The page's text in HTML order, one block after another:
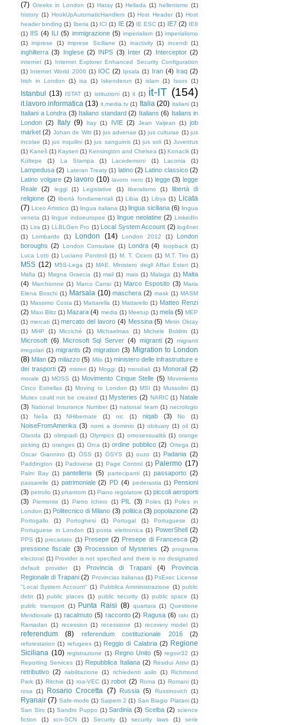
(7) Greeks in London (1) Hatay (1) Hellada (1) hellenismo (1)
history (1) HookUpAutomaticHandlers (1) Host Header (1) Host
header binding (1) Iberia (1) ICI (1) IE (2) IE ESC (1) IE7 (2) IE8
(1) IIS (4) ILI (5) immigrazione (5) imperialism (1) imperialismo
(1) imprese (1) imprese Siciliane (1) inactivity (1) incendi (1)
inghilterra (3) Inglese (2) INPS (3) Inter (2) Interceptor (2)
internet (1)
Internet Explorer Enhanced Security Configuration
(1) Internet World 2006 (1) IOC (2) Ipsala (1) Iran (4) Iraq (2)
Irish in London (1) isa (1) Iskenderun (1) islam (1) Issos (1)
Istanbul (13) ISTAT (1) istituzioni (1) it (1) it-IT (154)
it.lavoro.informatica (13) it.media.tv (1) Italia (20) italiani (1)
Italiani a Londra (3) Italiano standard (2) Italians (6) Italians in
London (2) Italy (9) Itay (1) IVIE (2) Jean Valjean (1) job
market (2) Johan de Witt (1) jus advenae (1) jus culturae (1) jus
incolae (1) jus inquilini (1) jus sanguinis (1) jus soli (1) Juventus
(1) Kaneš (1) Kayseri (1) Kensington and Chelsea (1) Konacik (1)
Kültepe
(1) La Stampa (1) Lacedemoni (1) Laconia (1)
Lampedusa (2) Lateran Treaty (1) latino (2) Latino classico (2)
Latino volgare (2) lavoro (10) lavoro nero (1) legge (3) legge
Reale
(2) leggi (1) Legislative (1) liberalismo (1)
libertà di
religione (2) libertà fondamentali (1) Libia (1) Libya (1)
Licata
(7) Liceo Artistico (1) lingua italiana (1) lingua siciliana (6) lingua
veneta (1) lingue indoeuropee (1) lingue neolatine (2) LinkedIn
(1) Lira (1) LLBLGen Pro (1) Local System Account (2) log4net
(1)
Lombardo (1) London (14) London 2012 (1)
London
boroughs (2) London Consulate (1) Londra (4) loopback (1)
Luca Lotti (1) Luciano Pontiroli (1) M. T. Cicero (1) M.T. Tiro (1)
M5S (12) M5S-Lega (1) MAE. Ministero degli Affari Esteri (1)
Mafia (1) Magna Graecia (1) mail (1) mais (1) Malaga (1) Malta
(4) Marchionne (1) Marco Carrai (1) Marco Esposito (3) Maria
Elena Boschi (1) Marsala (10) maschera (2) mask (1) MASM
(1) Massimo Costa (1) Mattarella (1) Mattarello (1) Matteo Renzi
(2) Maxi Blitz (1) Mazara (4) media (1) Meetup (1) mela (5) MEP
(1) mercati (1) mercato del lavoro (4) Messina (5) Metin Oktay
(1) MHP (1) Micciché (1) Michaelmas (1) Michele Boldrin (1)
Microsoft (6) Microsoft Sql Server (4) migranti (2)
migranti
irregolari (1) migrants (2) migration (3) Migration to London
(8) Milan (2) milazzo (5) Milo (1) ministero delle infrastrutture e
dei trasporti (2) misteri (1) Moggi (1) mondiali (1) Monorail (2)
morale (1) MOSS (1) Movimento Cinque Stelle (5) Movimiento
Cinco Estrellas (1) Moving to London (1) MSI (1) Mussolini (1)
Mutex could not be created (1) Mysteries (2) NARIC (1) Natale
(3) National Insurance Number (1) national team (1) necrologio
(1)
Neša (1) NHibernate (1) nic (1) niqab (3) No (1)
NoiseFromAmerika (3) nomi a dominio (1) obituary (1) oil (1)
Olanda (1) olimpiadi (1) Olympics (1) omosessualità (1) orange
picking (1) oranges (1) Orca (1) ordine pubblico (2) Ortega (1)
Oscar Giannino (1) ÖSS (1) ÖSYS (1) ouzo (1) Padania (2)
Paddington (1) Padovese (1) Page Control (1) Palermo (17)
Palm Bay (1) pantelleria (5) partecipanti (1) passaporto (2)
passarelle (1) patrimoniale (2) PD (4) pederastia (1) Pensioni
(3) petrolio (1) phantom (1) Piano regolatore (1) piccoli aeroporti
(3)
Piemonte (1) Pietro Ichino (1) PIL (3) Poles (1) Poles in
London (1) Politecnico di Milano (3) politica (3) popolazione (2)
Portogallo (1) Portoghesi (1) Portugal (1) Portuguese
(1)
Portuguese in London (1) posta elettronica (1) PowerShell (2)
PPS (1) precariato (1) Presepe (2) Presepe di Francesca (2)
pressione fiscale (3) Procession of Mysteries (2) programa
electoral (1) Provider is not specified and there is no designated
default provider
(1) Provincia di Trapani (4)
Provincia
Regionale di Trapani (2) Provincias italianas (1) PsExec License
"Local System Account" (1) Pubblica Amministrazione (1) public
debt (1) public places (1) public security (1) public space
(1)
public transport (1) Punta Raisi (8) quartara (1) Questione
Meridionale (1) racalmuto (5) racconto (2) Ragusa (6) rakı (1)
Ramadan
(1) recession (1) recessione (1) recovery model (1)
referendum (8) referendum costituzionale 2016 (2)
reforestation (1) refugees (1) Reggio di Calabria (2) Regione
Siciliana (10) registrazione (1) Regno Unito (5) regsvr32 (1)
Reporting Services (1) Repubblica Italiana (2) Residui Attivi (1)
retributivo (2) riabilitazione (1) richiedenti asilo (1) Richmond
Park (1) Ritchie (1) roa-VEC (1) robot (2) Roma (1) Romani (1)
rosa
(1) Rosario Crocetta (7) Russia (5) Russinovich (1)
Ryanair (7) Safe-mode (1) Saipem 2 (1) San Biagio Platani (1)
San Siro (1) Sandro Puppo (1) Sardinia (3) Scelba (2) science
fiction
(1) scn-SCN (1) Security (1) security laws (1) serie